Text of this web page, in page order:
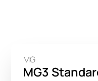
MG
MG3